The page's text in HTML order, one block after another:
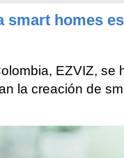
smart homes
EZVIZ, se
la creación de